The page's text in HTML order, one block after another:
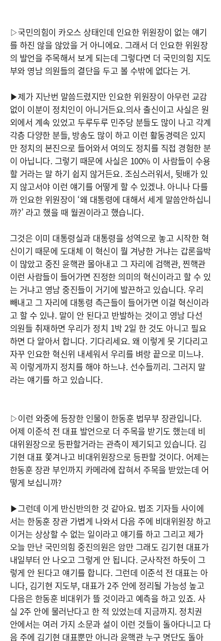
▷국민의힘이 카오스 상태인데 인요한 위원장이 없는 얘기
를 하진 않을 않았을 거 아니에요. 그래서 더 인요한 위원장
의 발언을 주목해서 보게 되는데 그렇다면 더 국민의힘 지도
부와 영남 의원들의 결단을 두고 볼 수밖에 없다는 거.
▶제가 지난번 말씀드렸지만 인요한 위원장이 아무런 교감
없이 이분이 정치인이 아니거든요.의사 출신이고 사실은 원
외에서 계속 있었고 두루두루 민주당 분들도 많이 나고 각계
각층 다양한 분들, 방송도 많이 하고 이런 활동경력은 있지
만 정치의 본진으로 들어와서 여의도 정치를 직접 경험한 분
이 아닙니다. 그렇기 때문에 사실은 100% 이 사람들이 수용
할 거라는 말 하기 쉽지 않거든요. 조심스러워서, 뒷배가 있
지 않고서야 이런 얘기를 어떻게 할 수 있겠냐. 아니나 다를
까 인요한 위원장이 ‘왜 대통령에 대해서 세게 말씀안하십니
까?’ 라고 했을 때 월권이라고 했습니다.
그것은 이미 대통령실과 대통령을 성역으로 놓고 시작한 혁
신이기 때문에 도대체 이 혁신이 뭘 겨냥한 거냐는 갑론을박
이 많았고 중진 윤핵관 몰아내고 그 자리에 검핵관, 찐핵관
이런 사람들이 들어가면 진정한 의미의 혁신이라고 할 수 있
는 거냐고 영남 중진들이 거기에 발끈하고 있습니다. 우리
빼내고 그 자리에 대통령 측근들이 들어가면 이걸 혁신이라
고 할 수 있냐. 말이 안 된다고 반발하는 것이고 영남 다선
의원들 취재하면 우리가 정치 1박 2일 한 것도 아니고 필요
하면 다 알아서 합니다. 기다리세요. 왜 이렇게 못 기다리고
자꾸 인요한 혁신위 내세워서 우리를 벼랑 끝으로 미느냐.
꼭 이렇게까지 정치를 해야 하느냐. 선수들끼리. 그러지 말
라는 얘기를 하고 있습니다.
▷이런 와중에 등장한 인물이 한동훈 법무부 장관입니다.
어제 이준석 전 대표 발언으로 더 주목을 받기도 했는데 비
대위원장으로 등판할거라는 관측이 제기되고 있습니다. 김
기현 대표 쫓겨나고 비대위원장으로 등판할 것이다. 어제는
한동훈 장관 부인까지 카메라에 잡혀서 주목을 받았는데 어
떻게 보십니까?
▶그런데 이게 반신반의한 것 같아요. 법조 기자들 사이에
서는 한동훈 장관 가볍게 나와서 다음 주에 비대위원장 하고
이거는 상상할 수 없는 일이라고 얘기를 하고 그리고 제가
오늘 만난 국민의힘 중진의원은 암만 그래도 김기현 대표가
내일부터 안 나오고 그렇게 안 됩니다. 군사작전 하듯이 그
렇게 안 된다고 얘기를 합니다. 그런데 이준석 전 대표는 아
니다, 김기현 지도부, 대표가 2주 안에 정리될 가능성 높고
다음은 한동훈 비대위가 뜰 것이라고 예측을 하고 있죠. 사
실 2주 안에 물러난다고 한 적 있었는데 지금까지. 정치권
안에서는 여러 가지 소문과 설이 이런 것들이 돌아다니고 다
음 주에 김기현 대표뿐만 아니라 윤핵관 누구 명단도 돌아